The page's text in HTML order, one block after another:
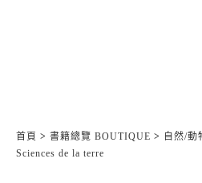
首頁 > 書籍總覽 BOUTIQUE > 自然/動
Sciences de la terre